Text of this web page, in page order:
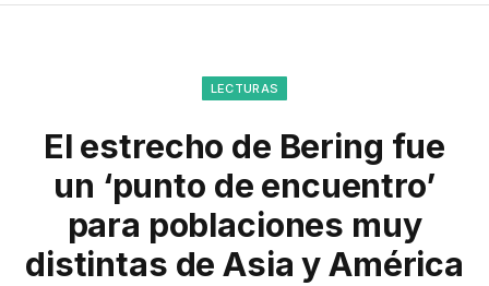
LECTURAS
El estrecho de Bering fue
un ‘punto de encuentro’
para poblaciones muy
distintas de Asia y América